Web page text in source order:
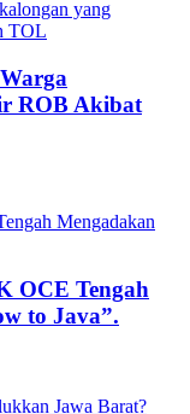
ROB Akibat
OCE Tengah
to Java”.